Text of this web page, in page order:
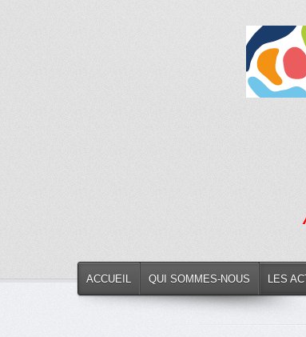
ACCUEIL QUI SOMMES-NOUS LES